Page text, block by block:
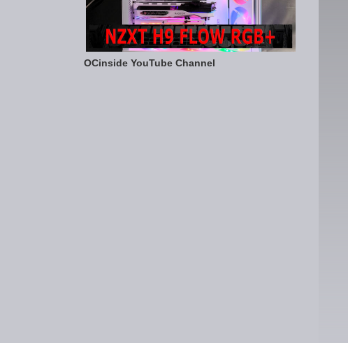
OCinside YouTube Channel